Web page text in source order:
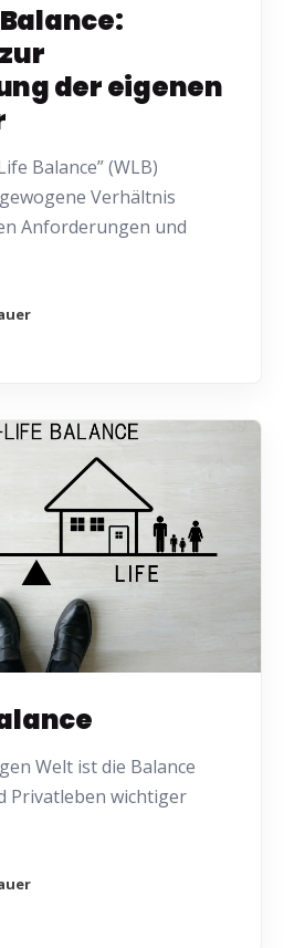
der eigenen
Balance” (WLB)
Verhältnis
Anforderungen und
Welt ist die Balance
Privatleben wichtiger